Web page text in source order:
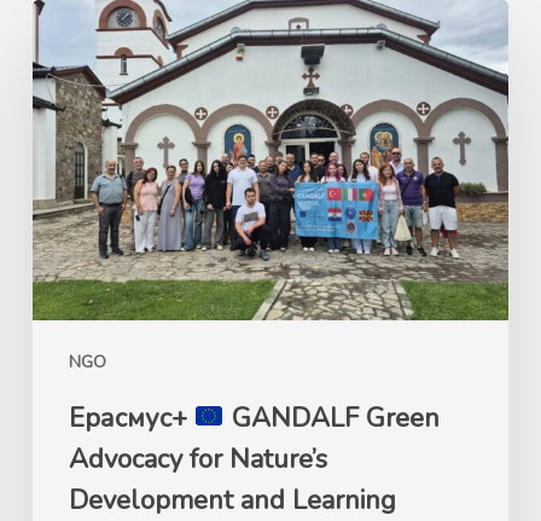
NGO
Ерасмус+
GANDALF
Green
Advocacy
Nature’s
Development
and
Learning
26.07-
01.08.2026
Кочани,
Македонија
Ерасмус+
GANDALF Green
Advocacy for Nature’s
Development and Learning